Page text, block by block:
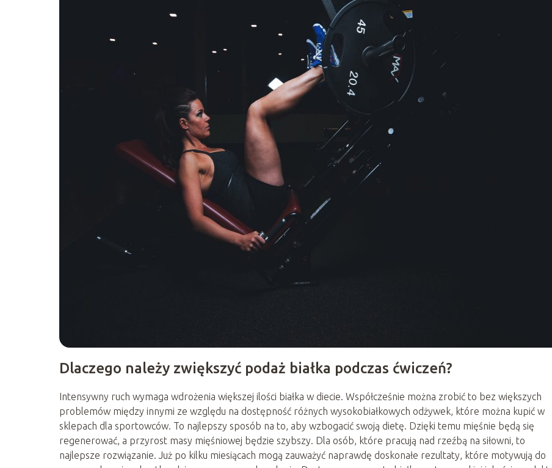
Dlaczego należy zwiększyć podaż białka podczas ćwiczeń?
Intensywny ruch wymaga wdrożenia większej ilości białka w diecie. Współcześnie można zrobić to bez większych
problemów między innymi ze względu na dostępność różnych wysokobiałkowych odżywek, które można kupić w
sklepach dla sportowców. To najlepszy sposób na to, aby wzbogacić swoją dietę. Dzięki temu mięśnie będą się
regenerować, a przyrost masy mięśniowej będzie szybszy. Dla osób, które pracują nad rzeźbą na siłowni, to
najlepsze rozwiązanie. Już po kilku miesiącach mogą zauważyć naprawdę doskonałe rezultaty, które motywują do